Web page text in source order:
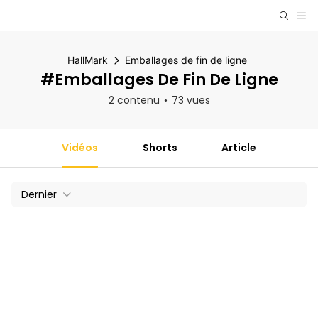
HallMark Emballages de fin de ligne
#Emballages De Fin De Ligne
2 contenu 73 vues
Vidéos Shorts Article
Dernier